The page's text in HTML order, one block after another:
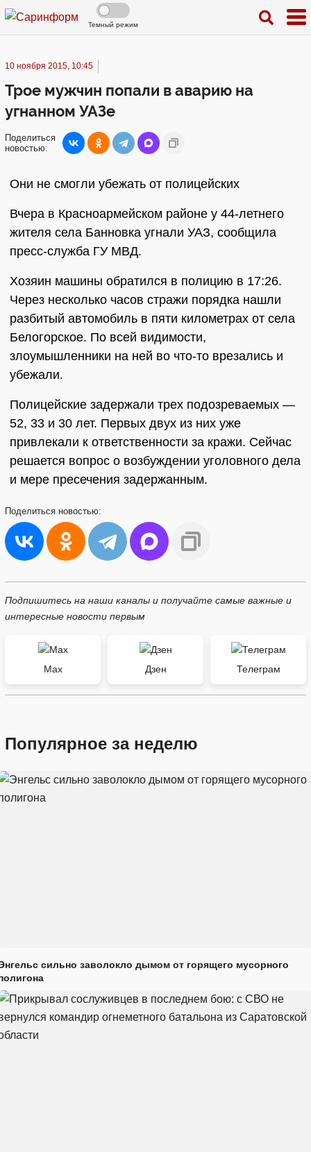
Темный режим
10 ноября 2015, 10:45
Трое мужчин попали в аварию на
угнанном УАЗе
Поделиться
новостью:
Они не смогли убежать от полицейских
Вчера в Красноармейском районе у 44-летнего
жителя села Банновка угнали УАЗ, сообщила
пресс-служба ГУ МВД.
Хозяин машины обратился в полицию в 17:26.
Через несколько часов стражи порядка нашли
разбитый автомобиль в пяти километрах от села
Белогорское. По всей видимости,
злоумышленники на ней во что-то врезались и
убежали.
Полицейские задержали трех подозреваемых —
52, 33 и 30 лет. Первых двух из них уже
привлекали к ответственности за кражи. Сейчас
решается вопрос о возбуждении уголовного дела
и мере пресечения задержанным.
Поделиться новостью:
Подпишитесь на наши каналы и получайте самые важные и
интересные новости первым
Max Дзен Телеграм
Популярное за неделю
сильно заволокло дымом от горящего мусорного